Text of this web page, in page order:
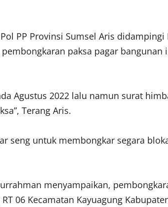
PP Provinsi Sumsel Aris
paksa pagar
Agustus 2022 lalu namun surat
Terang Aris.
seng untuk membongkar segara
menyampaikan,
06 Kecamatan Kayuagung